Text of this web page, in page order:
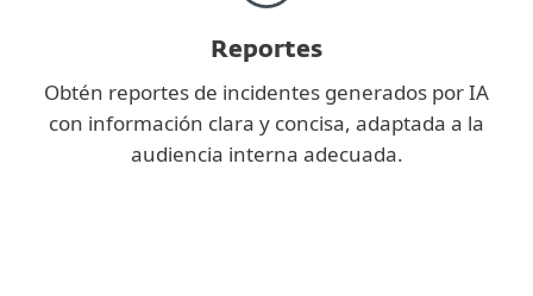
Reportes
Obtén reportes de incidentes generados por IA
con información clara y concisa, adaptada a la
audiencia interna adecuada.